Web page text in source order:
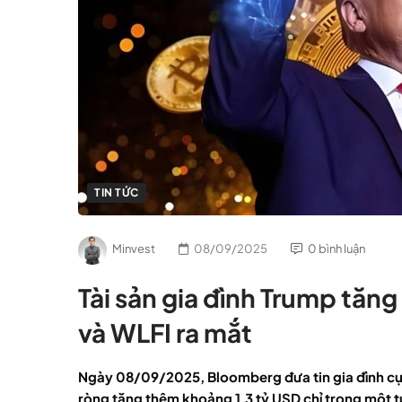
TIN TỨC
Minvest 08/09/2025 0 bình luận
Tài sản gia đình Trump
và WLFI ra mắt
Ngày 08/09/2025, Bloomberg đưa tin gia đình
ròng tăng thêm khoảng 1,3 tỷ USD chỉ trong một